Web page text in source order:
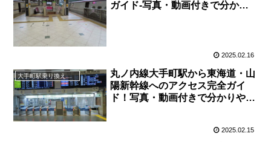
ガイド-写真・動画付きで分かり
2025.02.16
大手町駅乗り換え案内
丸ノ内線大手町駅から東海道・山
陽新幹線へのアクセス完全ガイ
ド！写真・動画付きで分かりやす
2025.02.15